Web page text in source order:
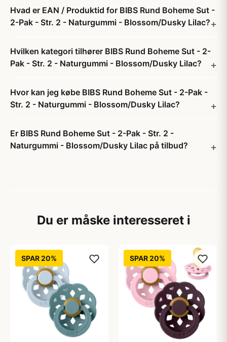
Hvad er EAN / Produktid for BIBS Rund Boheme Sut -
2-Pak - Str. 2 - Naturgummi - Blossom/Dusky Lilac?
Hvilken kategori tilhører BIBS Rund Boheme Sut - 2-
Pak - Str. 2 - Naturgummi - Blossom/Dusky Lilac?
Hvor kan jeg købe BIBS Rund Boheme Sut - 2-Pak -
Str. 2 - Naturgummi - Blossom/Dusky Lilac?
Er BIBS Rund Boheme Sut - 2-Pak - Str. 2 -
Naturgummi - Blossom/Dusky Lilac på tilbud?
Du er måske interesseret i
SPAR 20% SPAR 20%